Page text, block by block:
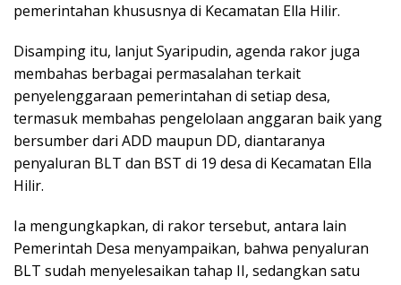
pemerintahan khususnya di Kecamatan Ella Hilir.
Disamping itu, lanjut Syaripudin, agenda rakor juga
membahas berbagai permasalahan terkait
penyelenggaraan pemerintahan di setiap desa,
termasuk membahas pengelolaan anggaran baik yang
bersumber dari ADD maupun DD, diantaranya
penyaluran BLT dan BST di 19 desa di Kecamatan Ella
Hilir.
Ia mengungkapkan, di rakor tersebut, antara lain
Pemerintah Desa menyampaikan, bahwa penyaluran
BLT sudah menyelesaikan tahap II, sedangkan satu